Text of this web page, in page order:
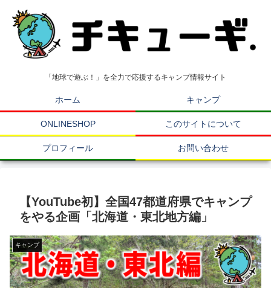
「地球で遊ぶ！」を全力で応援するキャンプ情報サイト
ホーム キャンプ
ONLINESHOP このサイトについて
プロフィール お問い合わせ
【YouTube初】全国47都道府県でキャンプ
をやる企画「北海道・東北地方編」
キャンプ